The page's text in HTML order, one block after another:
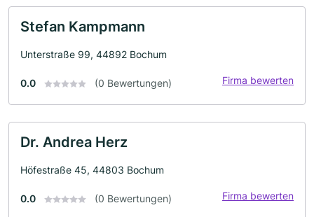
Stefan Kampmann
Unterstraße 99, 44892 Bochum
0.0 (0 Bewertungen) Firma bewerten
Dr. Andrea Herz
Höfestraße 45, 44803 Bochum
0.0 (0 Bewertungen) Firma bewerten